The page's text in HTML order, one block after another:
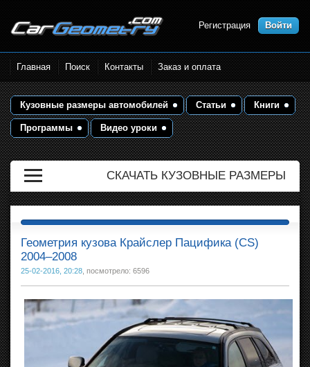
Размеры кузова автомобилей.
Контрольные точки и кузовные
размеры. Геометрия кузова
Регистрация Войти
Главная Поиск Контакты Заказ и оплата
Кузовные размеры автомобилей Статьи Книги
Программы Видео уроки
СКАЧАТЬ КУЗОВНЫЕ РАЗМЕРЫ
Геометрия кузова Крайслер Пацифика (CS)
2004–2008
25-02-2016, 20:28 , посмотрело: 6596